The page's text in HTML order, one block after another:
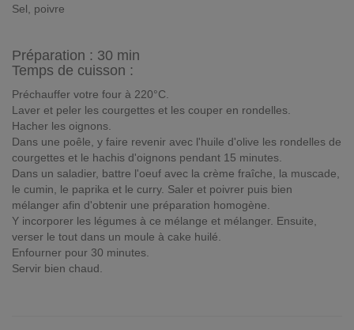
Sel, poivre
Préparation : 30 min
Temps de cuisson :
Préchauffer votre four à 220°C.
Laver et peler les courgettes et les couper en rondelles.
Hacher les oignons.
Dans une poêle, y faire revenir avec l'huile d'olive les rondelles de
courgettes et le hachis d'oignons pendant 15 minutes.
Dans un saladier, battre l'oeuf avec la crème fraîche, la muscade,
le cumin, le paprika et le curry. Saler et poivrer puis bien
mélanger afin d'obtenir une préparation homogène.
Y incorporer les légumes à ce mélange et mélanger. Ensuite,
verser le tout dans un moule à cake huilé.
Enfourner pour 30 minutes.
Servir bien chaud.